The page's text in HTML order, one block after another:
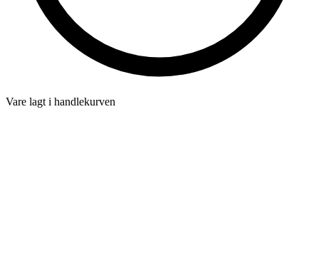
Vare lagt i handlekurven